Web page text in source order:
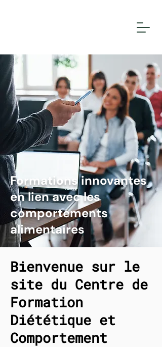
Formations innovantes
en lien avec les
comportements
alimentaires
Bienvenue sur le
site du Centre de
Formation
Diététique et
Comportement